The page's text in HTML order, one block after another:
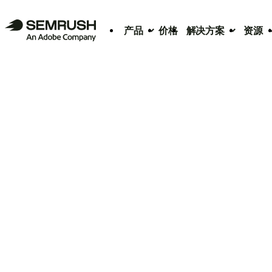
产品 价格 解决方案 资源